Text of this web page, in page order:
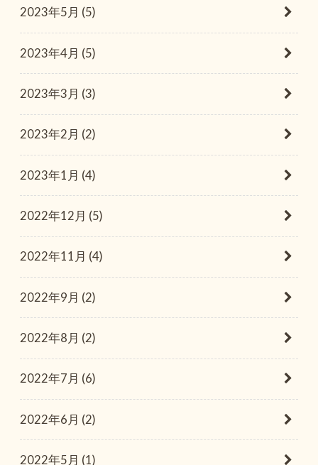
2023年5月 (5)
2023年4月 (5)
2023年3月 (3)
2023年2月 (2)
2023年1月 (4)
2022年12月 (5)
2022年11月 (4)
2022年9月 (2)
2022年8月 (2)
2022年7月 (6)
2022年6月 (2)
2022年5月 (1)